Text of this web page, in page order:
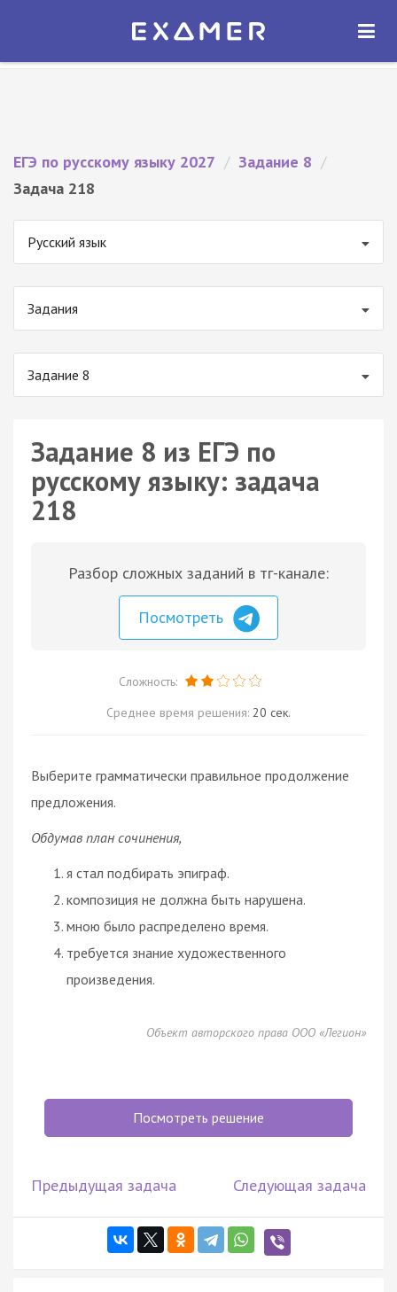
Экзамер — ЕГЭ 2027
ОТКРЫТЬ
ЕГЭ по русскому языку 2027 / Задание 8 /
Задача 218
Русский язык
Задания
Задание 8
Задание 8 из ЕГЭ по
русскому языку: задача
218
Разбор сложных заданий в тг-канале:
Посмотреть
Сложность:
Среднее время решения: 20 сек.
Выберите грамматически правильное продолжение
предложения.
Обдумав план сочинения,
я стал подбирать эпиграф.
композиция не должна быть нарушена.
мною было распределено время.
требуется знание художественного
произведения.
Объект авторского права ООО «Легион»
Посмотреть решение
Предыдущая задача Следующая задача